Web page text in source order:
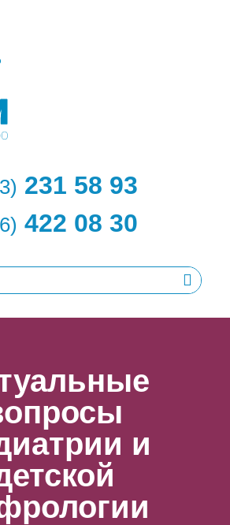
231 58 93
422 08 30
и